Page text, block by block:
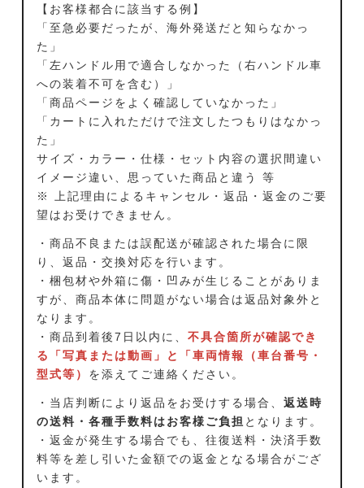
【お客様都合に該当する例】
「至急必要だったが、海外発送だと知らなかっ
た」
「左ハンドル用で適合しなかった（右ハンドル車
への装着不可を含む）」
「商品ページをよく確認していなかった」
「カートに入れただけで注文したつもりはなかっ
た」
サイズ・カラー・仕様・セット内容の選択間違い
イメージ違い、思っていた商品と違う 等
※ 上記理由によるキャンセル・返品・返金のご要
望はお受けできません。
・商品不良または誤配送が確認された場合に限
り、返品・交換対応を行います。
・梱包材や外箱に傷・凹みが生じることがありま
すが、商品本体に問題がない場合は返品対象外と
なります。
・商品到着後7日以内に、 不具合箇所が確認でき
る「写真または動画」と「車両情報（車台番号・
型式等） を添えてご連絡ください。
・当店判断により返品をお受けする場合、 返送時
の送料・各種手数料はお客様ご負担 となります。
・返金が発生する場合でも、往復送料・決済手数
料等を差し引いた金額での返金となる場合がござ
います。